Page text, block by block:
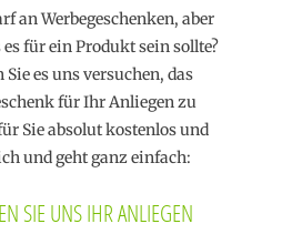
an Werbegeschenken, aber
es für ein Produkt sein sollte?
Sie es uns versuchen, das
für Ihr Anliegen zu
Sie absolut kostenlos und
und geht ganz einfach:
SIE UNS IHR ANLIEGEN